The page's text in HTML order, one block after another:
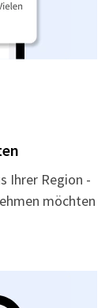
Ihrer Region -
möchten